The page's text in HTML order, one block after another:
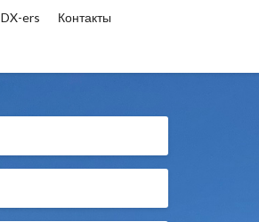
DX-ers Контакты